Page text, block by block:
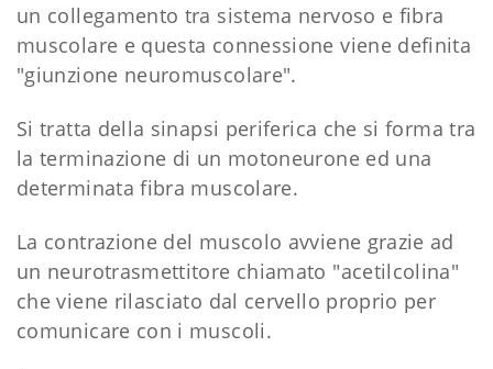
un collegamento tra sistema nervoso e fibra
muscolare e questa connessione viene definita
"giunzione neuromuscolare".
Si tratta della sinapsi periferica che si forma tra
la terminazione di un motoneurone ed una
determinata fibra muscolare.
La contrazione del muscolo avviene grazie ad
un neurotrasmettitore chiamato "acetilcolina"
che viene rilasciato dal cervello proprio per
comunicare con i muscoli.